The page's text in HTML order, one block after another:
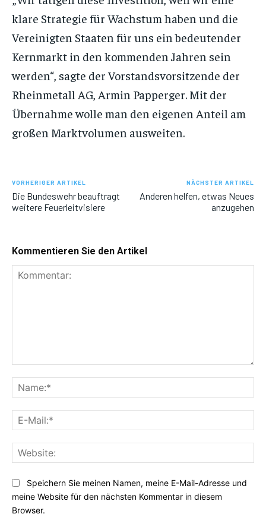
klare Strategie für Wachstum haben und die
Vereinigten Staaten für uns ein bedeutender
Kernmarkt in den kommenden Jahren sein
werden“, sagte der Vorstandsvorsitzende der
Rheinmetall AG, Armin Papperger. Mit der
Übernahme wolle man den eigenen Anteil am
großen Marktvolumen ausweiten.
VORHERIGER ARTIKEL
Die Bundeswehr beauftragt
weitere Feuerleitvisiere
NÄCHSTER ARTIKEL
Anderen helfen, etwas Neues
anzugehen
Kommentieren Sie den Artikel
Speichern Sie meinen Namen, meine E-Mail-Adresse und
meine Website für den nächsten Kommentar in diesem
Browser.